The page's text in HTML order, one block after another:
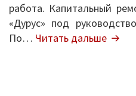
Снижение
Управление и
работа. Капитальный
«Дурус» под
По… Читать дальше Глава